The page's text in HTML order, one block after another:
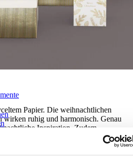
Papier. Die weihnachtlichen
ruhig und harmonisch. Genau
Inspiration. Zudem
mit den Stewo Mindful Produkten
an die Umwelt.